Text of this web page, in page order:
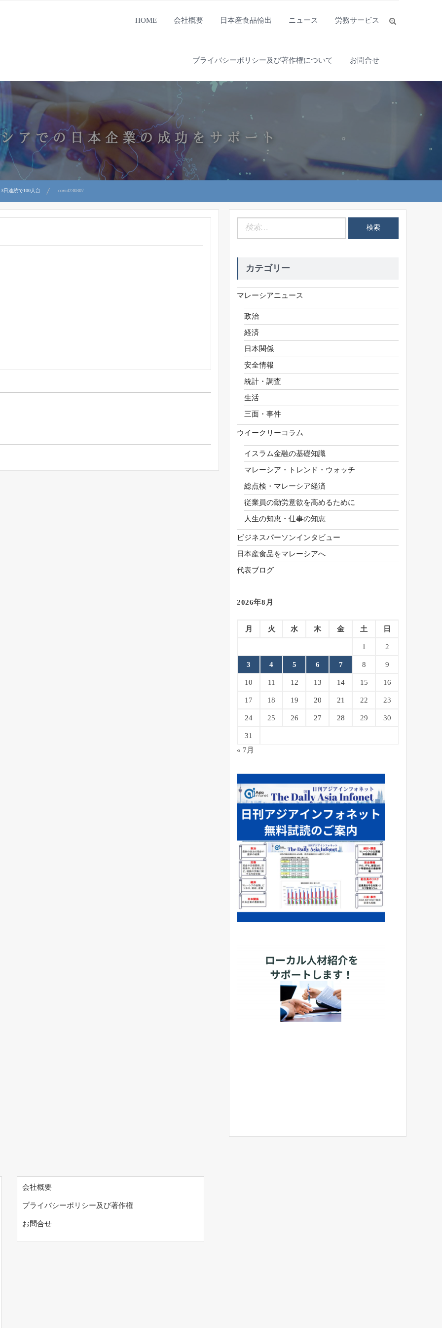
HOME 会社概要 日本産食品輸出 ニュース 労務サービス
プライバシーポリシー及び著作権について お問合せ
日連続で100人台 covid230307
カテゴリー
マレーシアニュース
政治
経済
日本関係
安全情報
統計・調査
生活
三面・事件
ウイークリーコラム
イスラム金融の基礎知識
マレーシア・トレンド・ウォッチ
総点検・マレーシア経済
従業員の勤労意欲を高めるために
人生の知恵・仕事の知恵
ビジネスパーソンインタビュー
日本産食品をマレーシアへ
代表ブログ
2026年8月
月 火 水 木 金 土 日
1 2
3 4 5 6 7 8 9
10 11 12 13 14 15 16
17 18 19 20 21 22 23
24 25 26 27 28 29 30
31
« 7月
会社概要
プライバシーポリシー及び著作権
お問合せ